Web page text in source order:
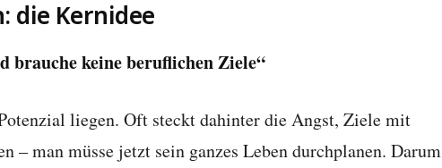
die Kernidee
brauche keine beruflichen Ziele“
liegen. Oft steckt dahinter die Angst, Ziele mit
– man müsse jetzt sein ganzes Leben durchplanen. Darum